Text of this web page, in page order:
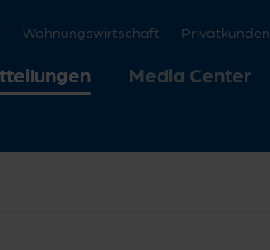
Wohnungswirtschaft Privatkunden
Media Center